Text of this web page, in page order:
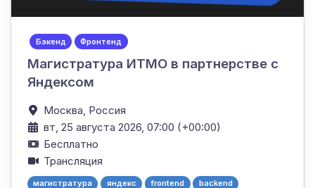
Бэкенд Фронтенд
Магистратура ИТМО в партнерстве с
Яндексом
Москва, Россия
вт, 25 августа 2026, 07:00 (+00:00)
Бесплатно
Трансляция
магистратура яндекс frontend backend